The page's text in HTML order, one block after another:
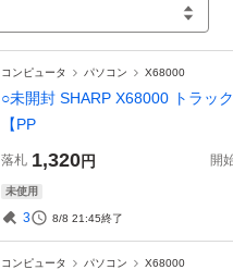
コンピュータ パソコン X68000
○未開封 SHARP X68000 トラッ
【PP
落札 1,320円 開
未使用
3 8/8 21:45終了
コンピュータ パソコン X68000